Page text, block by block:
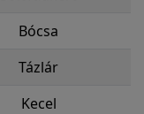
Bócsa
Tázlár
Kecel